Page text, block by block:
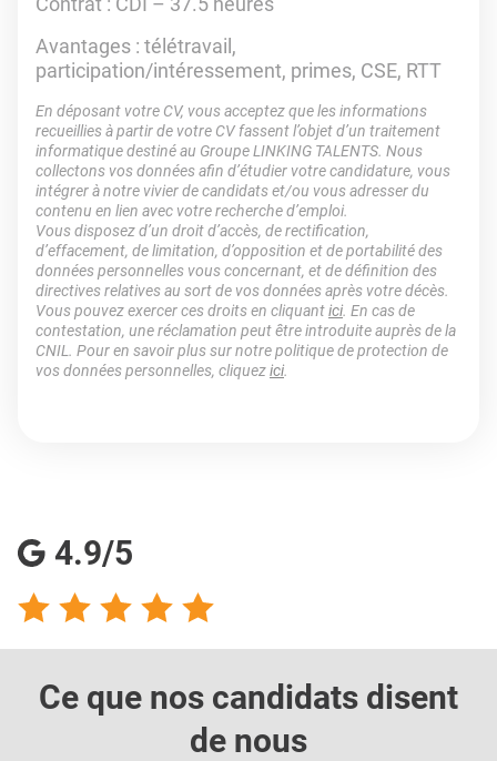
Avantages : télétravail,
participation/intéressement, primes, CSE, RTT
En déposant votre CV, vous acceptez que les informations
recueillies à partir de votre CV fassent l’objet d’un traitement
informatique destiné au Groupe LINKING TALENTS. Nous
collectons vos données afin d’étudier votre candidature, vous
intégrer à notre vivier de candidats et/ou vous adresser du
contenu en lien avec votre recherche d’emploi.
Vous disposez d’un droit d’accès, de rectification,
d’effacement, de limitation, d’opposition et de portabilité des
données personnelles vous concernant, et de définition des
directives relatives au sort de vos données après votre décès.
Vous pouvez exercer ces droits en cliquantici. En cas de
contestation, une réclamation peut être introduite auprès de la
CNIL. Pour en savoir plus sur notre politique de protection de
vos données personnelles, cliquezici.
4.9/5
Ce que nos candidats disent
de nous